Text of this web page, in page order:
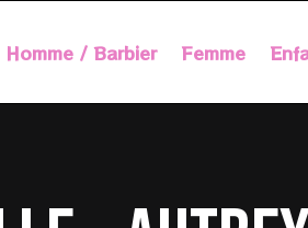
Homme / Barbier Femme